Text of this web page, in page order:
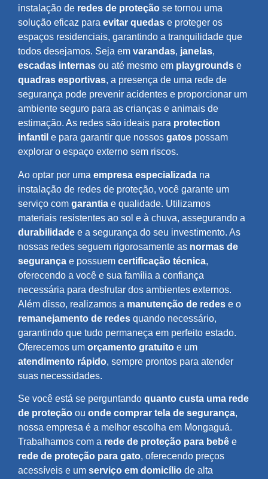
instalação de redes de proteção se tornou uma
solução eficaz para evitar quedas e proteger os
espaços residenciais, garantindo a tranquilidade que
todos desejamos. Seja em varandas, janelas,
escadas internas ou até mesmo em playgrounds e
quadras esportivas, a presença de uma rede de
segurança pode prevenir acidentes e proporcionar um
ambiente seguro para as crianças e animais de
estimação. As redes são ideais para protection
infantil e para garantir que nossos gatos possam
explorar o espaço externo sem riscos.
Ao optar por uma empresa especializada na
instalação de redes de proteção, você garante um
serviço com garantia e qualidade. Utilizamos
materiais resistentes ao sol e à chuva, assegurando a
durabilidade e a segurança do seu investimento. As
nossas redes seguem rigorosamente as normas de
segurança e possuem certificação técnica,
oferecendo a você e sua família a confiança
necessária para desfrutar dos ambientes externos.
Além disso, realizamos a manutenção de redes e o
remanejamento de redes quando necessário,
garantindo que tudo permaneça em perfeito estado.
Oferecemos um orçamento gratuito e um
atendimento rápido, sempre prontos para atender
suas necessidades.
Se você está se perguntando quanto custa uma rede
de proteção ou onde comprar tela de segurança,
nossa empresa é a melhor escolha em Mongaguá.
Trabalhamos com a rede de proteção para bebê e
rede de proteção para gato, oferecendo preços
acessíveis e um serviço em domicílio de alta